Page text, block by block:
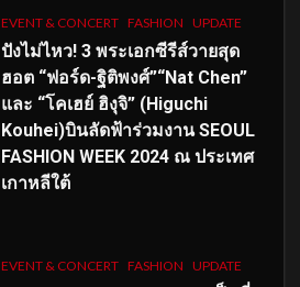
EVENT & CONCERT FASHION UPDATE
ปังไม่ไหว! 3 พระเอกซีรีส์วายสุด
ฮอต “ฟอร์ด-ฐิติพงศ์”“Nat Chen”
และ “โคเฮย์ ฮิงุจิ” (Higuchi
Kouhei)บินลัดฟ้าร่วมงาน SEOUL
FASHION WEEK 2024 ณ ประเทศ
เกาหลีใต้
EVENT & CONCERT FASHION UPDATE